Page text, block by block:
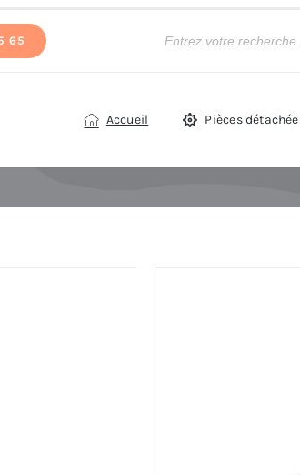
65
de
Accueil Pièces